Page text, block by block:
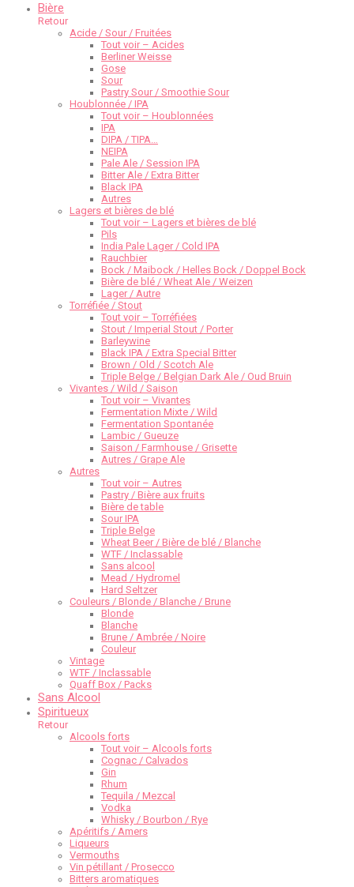
Bière
Retour
Acide / Sour / Fruitées
Tout voir – Acides
Berliner Weisse
Gose
Sour
Pastry Sour / Smoothie Sour
Houblonnée / IPA
Tout voir – Houblonnées
IPA
DIPA / TIPA…
NEIPA
Pale Ale / Session IPA
Bitter Ale / Extra Bitter
Black IPA
Autres
Lagers et bières de blé
Tout voir – Lagers et bières de blé
Pils
India Pale Lager / Cold IPA
Rauchbier
Bock / Maibock / Helles Bock / Doppel Bock
Bière de blé / Wheat Ale / Weizen
Lager / Autre
Torréfiée / Stout
Tout voir – Torréfiées
Stout / Imperial Stout / Porter
Barleywine
Black IPA / Extra Special Bitter
Brown / Old / Scotch Ale
Triple Belge / Belgian Dark Ale / Oud Bruin
Vivantes / Wild / Saison
Tout voir – Vivantes
Fermentation Mixte / Wild
Fermentation Spontanée
Lambic / Gueuze
Saison / Farmhouse / Grisette
Autres / Grape Ale
Autres
Tout voir – Autres
Pastry / Bière aux fruits
Bière de table
Sour IPA
Triple Belge
Wheat Beer / Bière de blé / Blanche
WTF / Inclassable
Sans alcool
Mead / Hydromel
Hard Seltzer
Couleurs / Blonde / Blanche / Brune
Blonde
Blanche
Brune / Ambrée / Noire
Couleur
Vintage
WTF / Inclassable
Quaff Box / Packs
Sans Alcool
Spiritueux
Retour
Alcools forts
Tout voir – Alcools forts
Cognac / Calvados
Gin
Rhum
Tequila / Mezcal
Vodka
Whisky / Bourbon / Rye
Apéritifs / Amers
Liqueurs
Vermouths
Vin pétillant / Prosecco
Bitters aromatiques